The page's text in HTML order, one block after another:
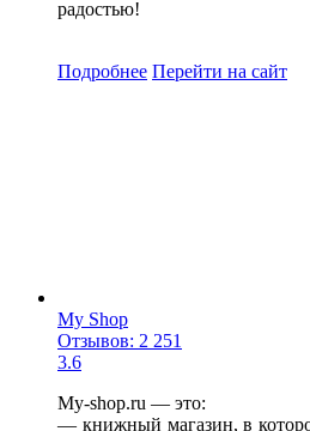
радостью!
Подробнее Перейти на сайт
My Shop
Отзывов: 2 251
3.6
My-shop.ru — это:
— книжный магазин, в